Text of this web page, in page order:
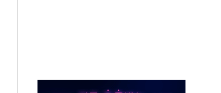
플레어·태양광주↑ VS 트레이드데스크·웬디스↓
명 끝까지 찾겠다"
… "전폭적 공급 확대·속도전 총력"